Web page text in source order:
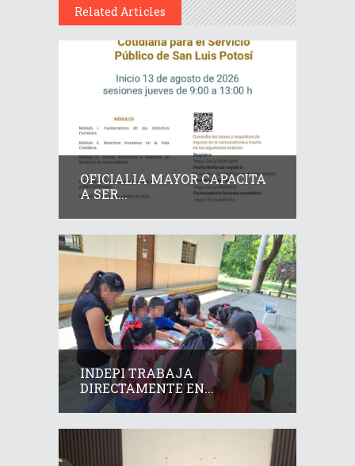
Related Articles
OFICIALIA MAYOR CAPACITA
A SER...
INDEPI TRABAJA
DIRECTAMENTE EN...